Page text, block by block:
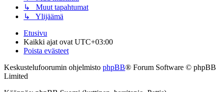
↳ Muut tapahtumat
↳ Ylijäämä
Etusivu
Kaikki ajat ovat UTC+03:00
Poista evästeet
Keskustelufoorumin ohjelmisto phpBB® Forum Software © phpBB
Limited